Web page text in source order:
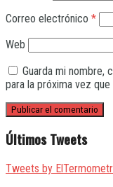
Correo electrónico *
Web
Guarda mi nombre,
para la próxima vez
Últimos Tweets
Tweets by